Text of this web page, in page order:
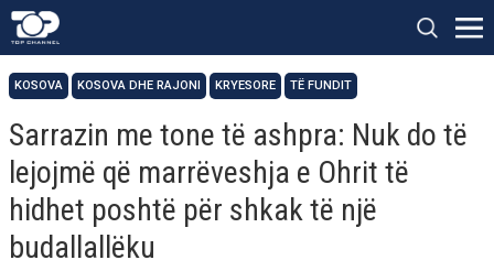
KOSOVA KOSOVA DHE RAJONI KRYESORE TË FUNDIT
Sarrazin me tone të ashpra: Nuk do të
lejojmë që marrëveshja e Ohrit të
hidhet poshtë për shkak të një
budallallëku